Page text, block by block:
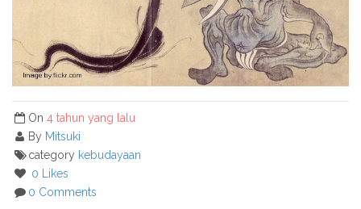
On 4 tahun yang lalu
By Mitsuki
category kebudayaan
0 Likes
0 Comments